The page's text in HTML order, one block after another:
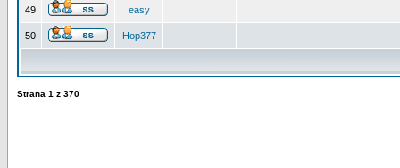
49 easy
50 Hop377
Strana 1 z 370